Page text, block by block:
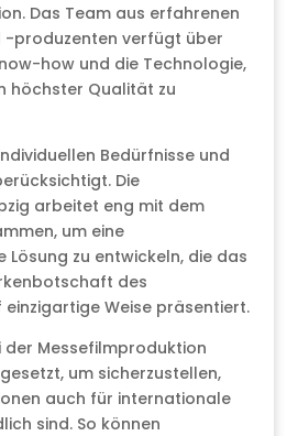
Das Team aus erfahrenen
-produzenten verfügt über
how und die Technologie,
höchster Qualität zu
Bedürfnisse und
Die
arbeitet eng mit dem
um eine
zu entwickeln, die das
des
Weise präsentiert.
der Messefilmproduktion
um sicherzustellen,
auch für internationale
sind. So können